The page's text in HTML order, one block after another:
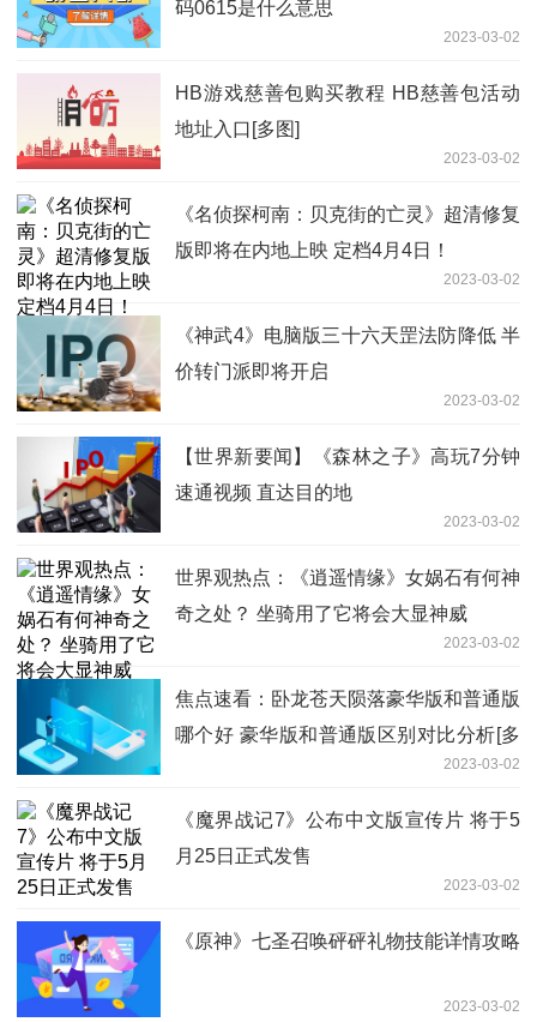
码0615是什么意思
2023-03-02
HB游戏慈善包购买教程 HB慈善包活动
地址入口[多图]
2023-03-02
《名侦探柯南：贝克街的亡灵》超清修复
版即将在内地上映 定档4月4日！
2023-03-02
《神武4》电脑版三十六天罡法防降低 半
价转门派即将开启
2023-03-02
【世界新要闻】《森林之子》高玩7分钟
速通视频 直达目的地
2023-03-02
世界观热点：《逍遥情缘》女娲石有何神
奇之处？ 坐骑用了它将会大显神威
2023-03-02
焦点速看：卧龙苍天陨落豪华版和普通版
哪个好 豪华版和普通版区别对比分析[多
2023-03-02
《魔界战记7》公布中文版宣传片 将于5
月25日正式发售
2023-03-02
《原神》七圣召唤砰砰礼物技能详情攻略
2023-03-02